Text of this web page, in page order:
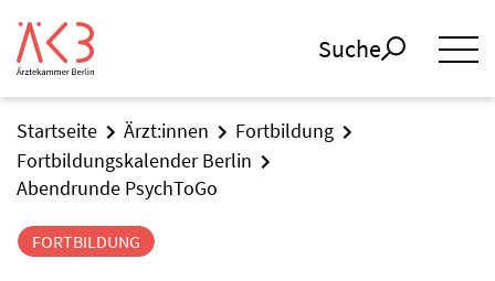
Suche
Startseite Ärzt:innen
Fortbildung
Fortbildungskalender Berlin
Abendrunde PsychToGo
FORTBILDUNG